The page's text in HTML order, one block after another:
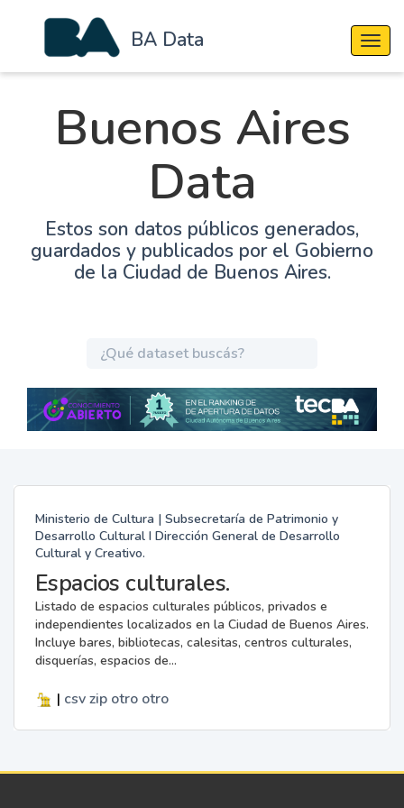
BA Data
Buenos Aires
Data
Estos son datos públicos generados,
guardados y publicados por el Gobierno
de la Ciudad de Buenos Aires.
Ministerio de Cultura | Subsecretaría de Patrimonio y
Desarrollo Cultural I Dirección General de Desarrollo
Cultural y Creativo.
Espacios culturales.
Listado de espacios culturales públicos, privados e
independientes localizados en la Ciudad de Buenos Aires.
Incluye bares, bibliotecas, calesitas, centros culturales,
disquerías, espacios de...
| csv zip otro otro